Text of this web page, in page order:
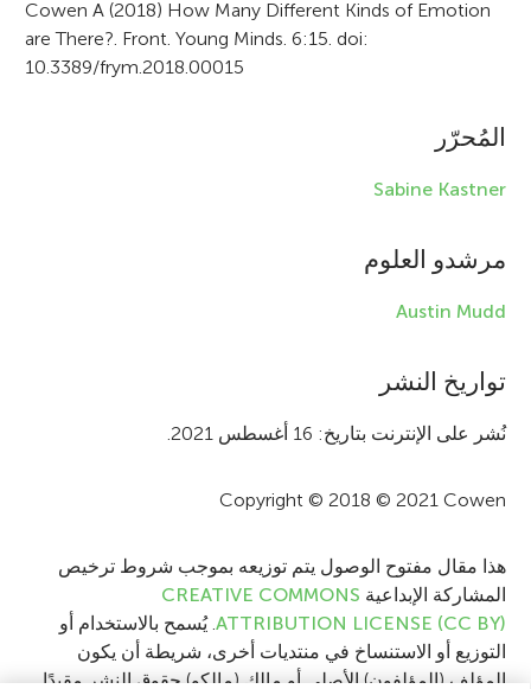
n
o
t
i
n
Cowen A (2018) How Many Different Kinds of Emotion
are There?. Front. Young Minds. 6:15. doi:
10.3389/frym.2018.00015
المُحرّر
Sabine Kastner
مرشدو العلوم
Austin Mudd
تواريخ النشر
نُشر على الإنترنت بتاريخ: 16 أغسطس 2021.
Copyright © 2018 © 2021 Cowen
هذا مقال مفتوح الوصول يتم توزيعه بموجب شروط ترخيص
المشاركة الإبداعية CREATIVE COMMONS
ATTRIBUTION LICENSE (CC BY). يُسمح بالاستخدام أو
التوزيع أو الاستنساخ في منتديات أخرى، شريطة أن يكون
المؤلف (المؤلفون) الأصلي أو مالك (مالكو) حقوق النشر مقيدًا